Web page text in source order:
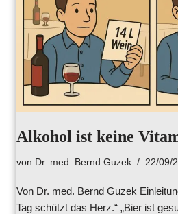
Alkohol ist keine
von Dr. med. Bernd Guzek 22/09/
Von Dr. med. Bernd Guzek
Tag schützt das Herz.“ „Bier ist